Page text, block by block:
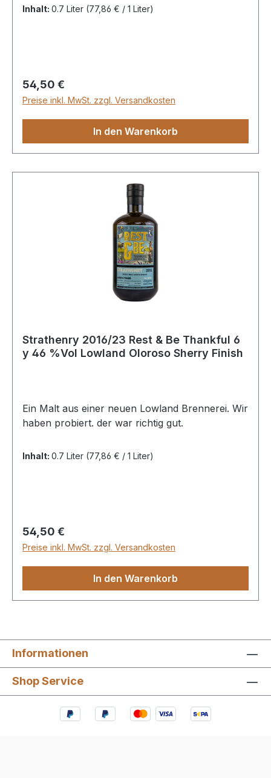
Inhalt: 0.7 Liter (77,86 € / 1 Liter)
Regulärer Preis:
54,50 €
Preise inkl. MwSt. zzgl. Versandkosten
In den Warenkorb
Strathenry 2016/23 Rest & Be Thankful 6
y 46 %Vol Lowland Oloroso Sherry Finish
Ein Malt aus einer neuen Lowland Brennerei. Wir
haben probiert. der war richtig gut.
Inhalt: 0.7 Liter (77,86 € / 1 Liter)
Regulärer Preis:
54,50 €
Preise inkl. MwSt. zzgl. Versandkosten
In den Warenkorb
Informationen
Shop Service